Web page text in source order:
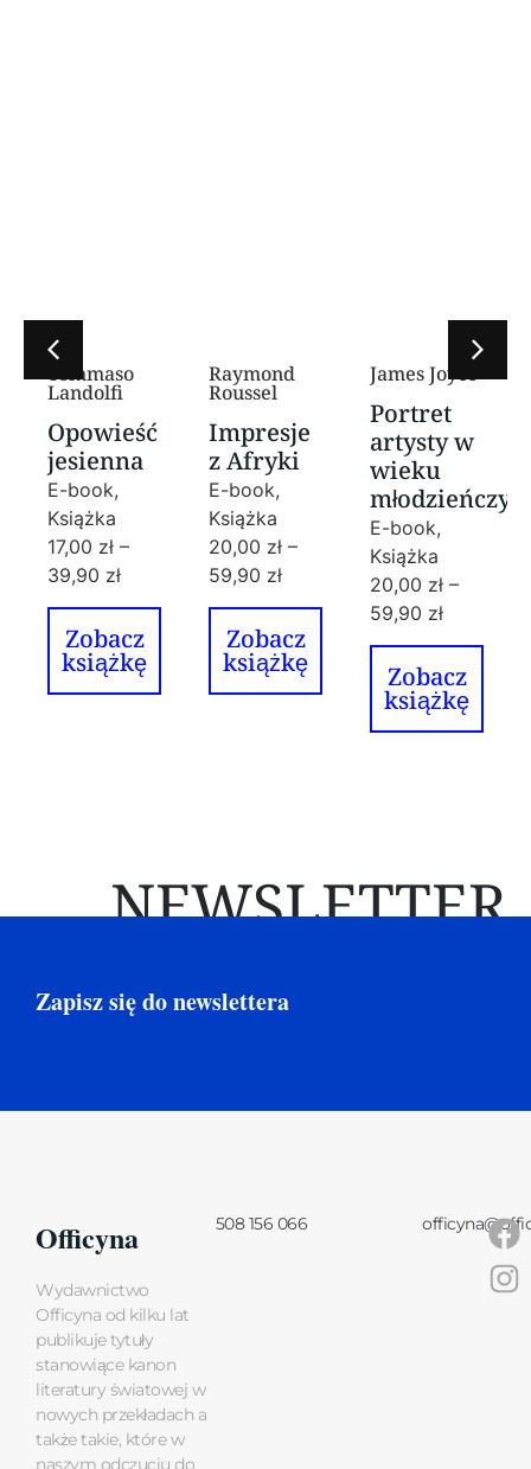
Tommaso
Landolfi
Opowieść
jesienna
E-book,
Książka
17,00 zł –
39,90 zł
Zobacz
książkę
Raymond
Roussel
Impresje
z Afryki
E-book,
Książka
20,00 zł –
59,90 zł
Zobacz
książkę
James Joyce
Portret
artysty w
wieku
E-book,
Książka
20,00 zł –
59,90 zł
Zobacz
książkę
NEWSLETTER
Zapisz się do newslettera
Officyna
Wydawnictwo
Officyna od kilku lat
publikuje tytuły
stanowiące kanon
literatury światowej w
nowych przekładach a
także takie, które w
naszym odczuciu do
508 156 066